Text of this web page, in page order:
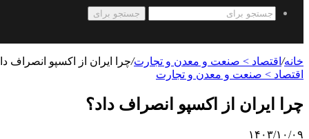
جستجو برای
خانه/ اقتصاد > صنعت و معدن و تجارت/چرا ایران از اکسپو انصراف
اقتصاد > صنعت و معدن و تجارت
چرا ایران از اکسپو انصراف داد؟
۱۴۰۳/۱۰/۰۹